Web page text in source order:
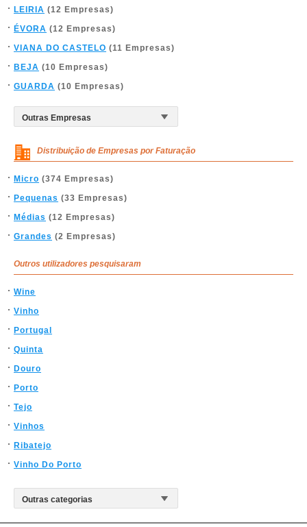
LEIRIA (12 Empresas)
ÉVORA (12 Empresas)
VIANA DO CASTELO (11 Empresas)
BEJA (10 Empresas)
GUARDA (10 Empresas)
Distribuição de Empresas por Faturação
Micro (374 Empresas)
Pequenas (33 Empresas)
Médias (12 Empresas)
Grandes (2 Empresas)
Outros utilizadores pesquisaram
Wine
Vinho
Portugal
Quinta
Douro
Porto
Tejo
Vinhos
Ribatejo
Vinho Do Porto